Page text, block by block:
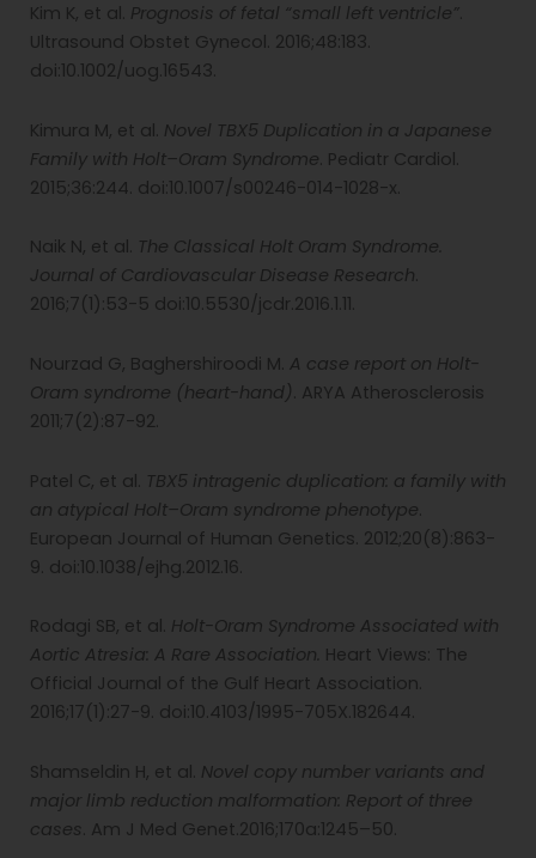
Kim K, et al. Prognosis of fetal “small left ventricle”.
Ultrasound Obstet Gynecol. 2016;48:183.
doi:10.1002/uog.16543.
Kimura M, et al. Novel TBX5 Duplication in a Japanese
Family with Holt–Oram Syndrome. Pediatr Cardiol.
2015;36:244. doi:10.1007/s00246-014-1028-x.
Naik N, et al. The Classical Holt Oram Syndrome.
Journal of Cardiovascular Disease Research.
2016;7(1):53-5 doi:10.5530/jcdr.2016.1.11.
Nourzad G, Baghershiroodi M. A case report on Holt-
Oram syndrome (heart-hand). ARYA Atherosclerosis
2011;7(2):87-92.
Patel C, et al. TBX5 intragenic duplication: a family with
an atypical Holt–Oram syndrome phenotype.
European Journal of Human Genetics. 2012;20(8):863-
9. doi:10.1038/ejhg.2012.16.
Rodagi SB, et al. Holt-Oram Syndrome Associated with
Aortic Atresia: A Rare Association. Heart Views: The
Official Journal of the Gulf Heart Association.
2016;17(1):27-9. doi:10.4103/1995-705X.182644.
Shamseldin H, et al. Novel copy number variants and
major limb reduction malformation: Report of three
cases. Am J Med Genet.2016;170a:1245–50.